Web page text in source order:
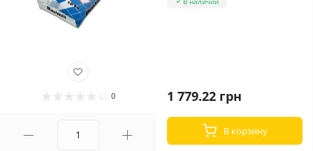
0 1 779.22 грн
В корзину